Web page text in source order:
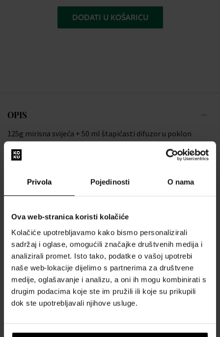
Privola Pojedinosti O nama
Ova web-stranica koristi kolačiće
Kolačiće upotrebljavamo kako bismo personalizirali
sadržaj i oglase, omogućili značajke društvenih medija i
analizirali promet. Isto tako, podatke o vašoj upotrebi
naše web-lokacije dijelimo s partnerima za društvene
medije, oglašavanje i analizu, a oni ih mogu kombinirati s
drugim podacima koje ste im pružili ili koje su prikupili
dok ste upotrebljavali njihove usluge.
DODATI U KOŠARICU
OPIS
125g mirisna svijeća + 50 ml štapićasti difuzor u poklon
TIP MIRISA: